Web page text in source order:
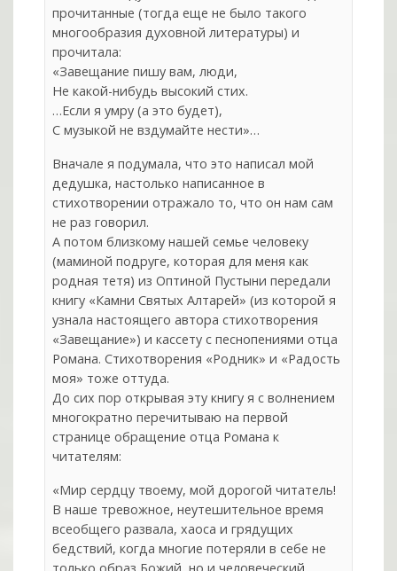
прочитанные (тогда еще не было такого
многообразия духовной литературы) и
прочитала:
«Завещание пишу вам, люди,
Не какой-нибудь высокий стих.
…Если я умру (а это будет),
С музыкой не вздумайте нести»…
Вначале я подумала, что это написал мой
дедушка, настолько написанное в
стихотворении отражало то, что он нам сам
не раз говорил.
А потом близкому нашей семье человеку
(маминой подруге, которая для меня как
родная тетя) из Оптиной Пустыни передали
книгу «Камни Святых Алтарей» (из которой я
узнала настоящего автора стихотворения
«Завещание») и кассету с песнопениями отца
Романа. Стихотворения «Родник» и «Радость
моя» тоже оттуда.
До сих пор открывая эту книгу я с волнением
многократно перечитываю на первой
странице обращение отца Романа к
читателям:
«Мир сердцу твоему, мой дорогой читатель!
В наше тревожное, неутешительное время
всеобщего развала, хаоса и грядущих
бедствий, когда многие потеряли в себе не